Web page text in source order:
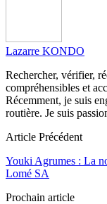
Lazarre KONDO
Rechercher, vérifier,
compréhensibles et
Récemment, je suis
routière. Je suis
Article Précédent
Youki Agrumes : La
Lomé SA
Prochain article